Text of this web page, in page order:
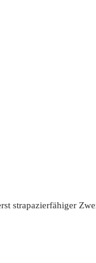
strapazierfähiger